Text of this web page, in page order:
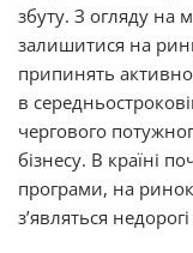
збуту. З огляду на
залишитися на
припинять
в
чергового
бізнесу. В країні
програми, на ринок
з’являться